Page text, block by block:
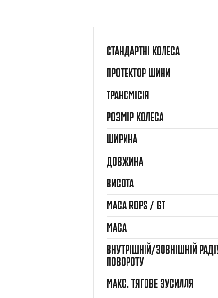
СТАНДАРТНІ КОЛЕСА
ПРОТЕКТОР ШИНИ
ТРАНСМІСІЯ
РОЗМІР КОЛЕСА
ШИРИНА
ДОВЖИНА
ВИСОТА
МАСА ROPS / GT
МАСА
ВНУТРІШНІЙ/ЗОВНІШНІЙ
ПОВОРОТУ
МАКС. ТЯГОВЕ ЗУСИЛЛЯ